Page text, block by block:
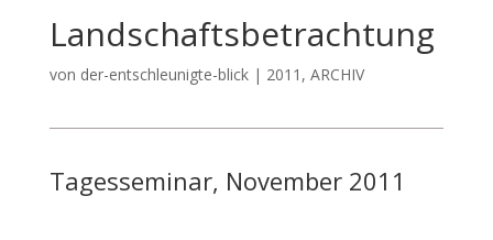
Landschaftsbetrachtung
von der-entschleunigte-blick| 2011 , ARCHIV
Tagesseminar, November 2011